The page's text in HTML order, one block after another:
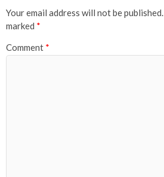
Your email address will not be published.
marked *
Comment *